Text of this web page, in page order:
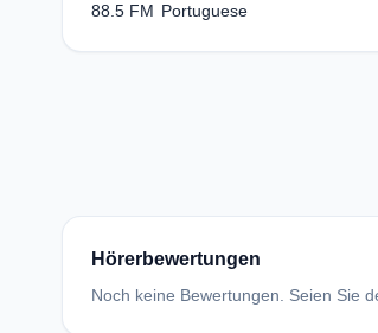
88.5 FM Portuguese
Hörerbewertungen
Noch keine Bewertungen. Seien Sie